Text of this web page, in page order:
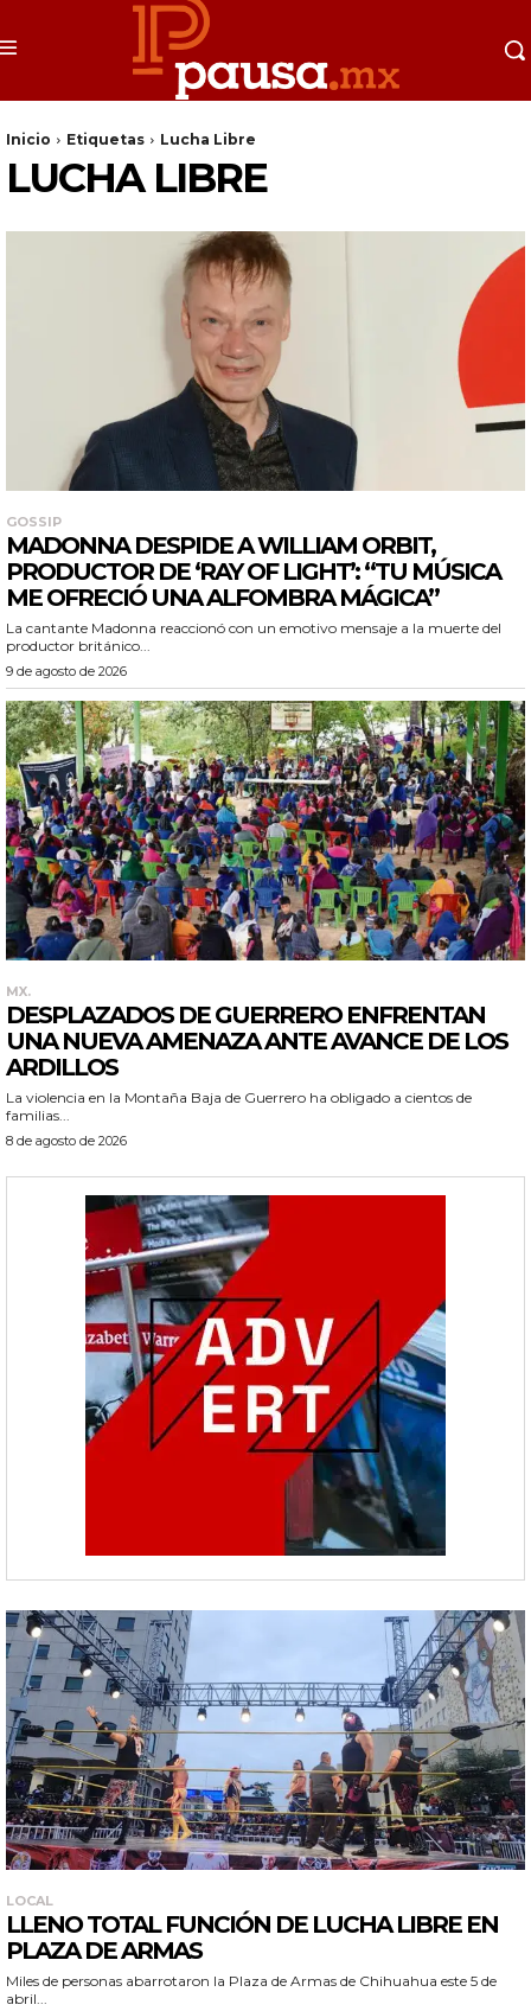
Inicio Etiquetas Lucha Libre
LUCHA LIBRE
GOSSIP
MADONNA DESPIDE A WILLIAM ORBIT,
PRODUCTOR DE ‘RAY OF LIGHT’: “TU MÚSICA
ME OFRECIÓ UNA ALFOMBRA MÁGICA”
La cantante Madonna reaccionó con un emotivo mensaje a la muerte del
productor británico...
9 de agosto de 2026
MX.
DESPLAZADOS DE GUERRERO ENFRENTAN
UNA NUEVA AMENAZA ANTE AVANCE DE LOS
ARDILLOS
La violencia en la Montaña Baja de Guerrero ha obligado a cientos de
familias...
8 de agosto de 2026
LOCAL
LLENO TOTAL FUNCIÓN DE LUCHA LIBRE EN
PLAZA DE ARMAS
Miles de personas abarrotaron la Plaza de Armas de Chihuahua este 5 de
abril...